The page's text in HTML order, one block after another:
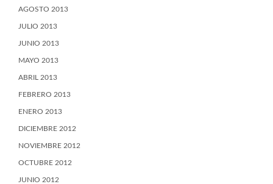
AGOSTO 2013
JULIO 2013
JUNIO 2013
MAYO 2013
ABRIL 2013
FEBRERO 2013
ENERO 2013
DICIEMBRE 2012
NOVIEMBRE 2012
OCTUBRE 2012
JUNIO 2012